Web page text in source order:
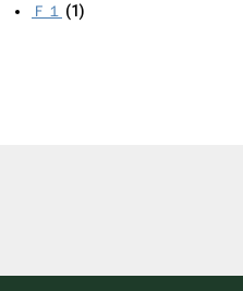
Ｆ１
(1)